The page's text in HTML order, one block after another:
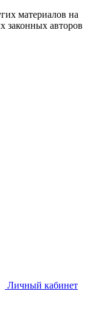
материалов на
законных авторов
Личный кабинет